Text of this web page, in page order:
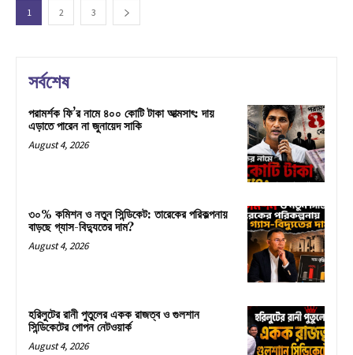
1 2 3
সর্বশেষ
পরামর্শক ফি’র নামে ৪০০ কোটি টাকা আত্মসাৎ: দায়
এড়াতে পারেন না জুনায়েদ সাকি
August 4, 2026
৩০% কমিশন ও নতুন সিন্ডিকেট: তারেকের পরিকল্পনায়
বাড়ছে গ্যাস-বিদ্যুতের দাম?
August 4, 2026
হরিলুটের রানী পুতুলের একক রাজত্ব ও গুলশান
সিন্ডিকেটের গোপন নেটওয়ার্ক
August 4, 2026